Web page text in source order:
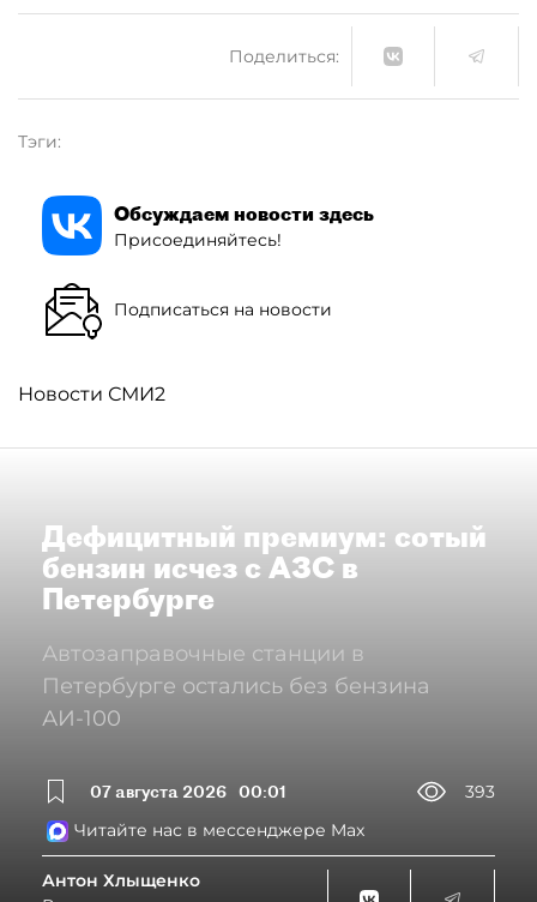
Поделиться:
Тэги:
Обсуждаем новости здесь
Присоединяйтесь!
Подписаться на новости
Новости СМИ2
Дефицитный премиум: сотый
бензин исчез с АЗС в
Петербурге
Автозаправочные станции в
Петербурге остались без бензина
АИ-100
07 августа 2026 00:01
393
Читайте нас в мессенджере Max
Антон Хлыщенко